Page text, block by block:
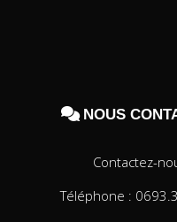
 NOUS
Contactez-
Téléphone :